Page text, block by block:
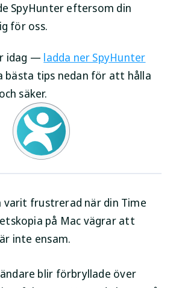
SpyHunter eftersom din
för oss.
idag — ladda ner SpyHunter
bästa tips nedan för att hålla
säker.
varit frustrerad när din Time
på Mac vägrar att
inte ensam.
blir förbryllade över